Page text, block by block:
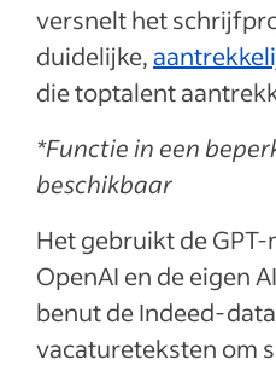
versnelt het
duidelijke,
die toptalent
*Functie in een
beschikbaar
Het gebruikt de
OpenAI en de eigen
benut de Indeed-
vacatureteksten om